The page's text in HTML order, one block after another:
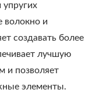
упругих
волокно и
создавать более
лучшую
и позволяет
элементы.